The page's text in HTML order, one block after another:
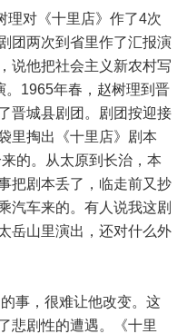
对《十里店》作了4次
团两次到省里作了汇报演
说他把社会主义新农村写
。1965年春，赵树理到晋
晋城县剧团。剧团按迎接
里掏出《十里店》剧本
的。从太原到长治，本
把剧本丢了，临走前又抄
汽车来的。有人说我这剧
岳山里演出，还对什么外
，很难让他改变。这
悲剧性的遭遇。《十里